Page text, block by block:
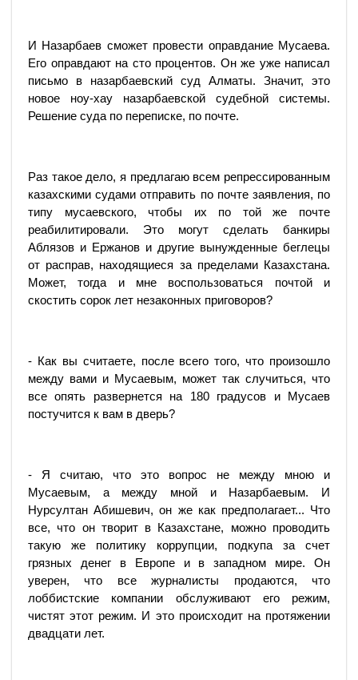
И Назарбаев сможет провести оправдание Мусаева.
Его оправдают на сто процентов. Он же уже написал
письмо в назарбаевский суд Алматы. Значит, это
новое ноу-хау назарбаевской судебной системы.
Решение суда по переписке, по почте.
Раз такое дело, я предлагаю всем репрессированным
казахскими судами отправить по почте заявления, по
типу мусаевского, чтобы их по той же почте
реабилитировали. Это могут сделать банкиры
Аблязов и Ержанов и другие вынужденные беглецы
от расправ, находящиеся за пределами Казахстана.
Может, тогда и мне воспользоваться почтой и
скостить сорок лет незаконных приговоров?
- Как вы считаете, после всего того, что произошло
между вами и Мусаевым, может так случиться, что
все опять развернется на 180 градусов и Мусаев
постучится к вам в дверь?
- Я считаю, что это вопрос не между мною и
Мусаевым, а между мной и Назарбаевым. И
Нурсултан Абишевич, он же как предполагает... Что
все, что он творит в Казахстане, можно проводить
такую же политику коррупции, подкупа за счет
грязных денег в Европе и в западном мире. Он
уверен, что все журналисты продаются, что
лоббистские компании обслуживают его режим,
чистят этот режим. И это происходит на протяжении
двадцати лет.